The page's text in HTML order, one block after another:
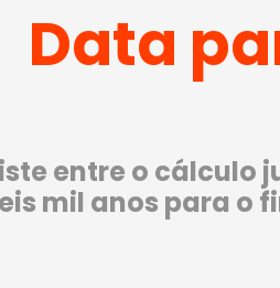
Data
entre o cálculo
mil anos para o